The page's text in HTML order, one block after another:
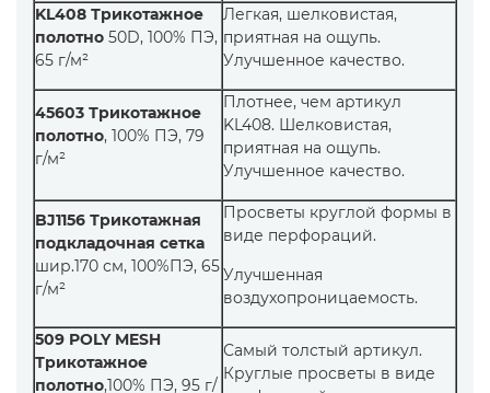
KL408 Трикотажное
полотно 50D, 100% ПЭ,
65 г/м²
Легкая, шелковистая,
приятная на ощупь.
Улучшенное качество.
45603 Трикотажное
полотно, 100% ПЭ, 79
г/м²
Плотнее, чем артикул
KL408. Шелковистая,
приятная на ощупь.
Улучшенное качество.
BJ1156 Трикотажная
подкладочная сетка
шир.170 см, 100%ПЭ, 65
г/м²
Просветы круглой формы в
виде перфораций.
Улучшенная
воздухопроницаемость.
509 POLY MESH
Трикотажное
полотно,100% ПЭ, 95 г/
Самый толстый артикул.
Круглые просветы в виде